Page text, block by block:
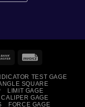
Bank
TEST GAGE
SQUARE
LIMIT GAGE
CALIPER GAGE
FORCE GAGE